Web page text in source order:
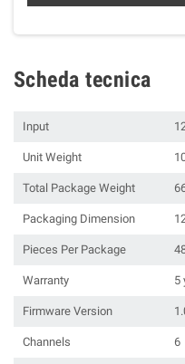
Scheda tecnica
Input
Unit Weight
Total Package Weight
Packaging Dimension
Pieces Per Package
Warranty 5
Firmware Version
Channels 6